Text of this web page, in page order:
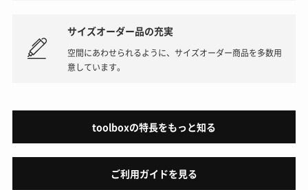
サイズオーダー品の充実
空間にあわせられるように、サイズオーダー商品を多数用
意しています。
toolboxの特長をもっと知る
ご利用ガイドを見る